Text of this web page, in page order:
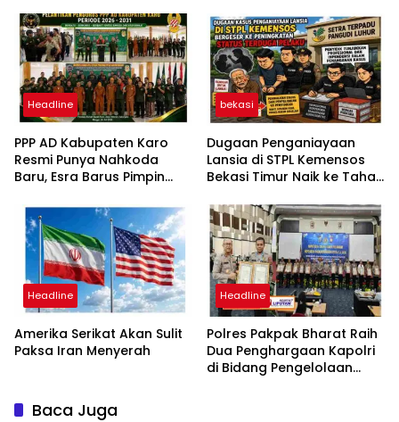
Headline
PPP AD Kabupaten Karo
Resmi Punya Nahkoda
Baru, Esra Barus Pimpin
bekasi
Dugaan Penganiayaan
Lansia di STPL Kemensos
Bekasi Timur Naik ke Tahap
Minta Proses Transparan
dan Bebas Intervensi
Headline
Amerika Serikat Akan Sulit
Paksa Iran Menyerah
Headline
Polres Pakpak Bharat Raih
Dua Penghargaan Kapolri
di Bidang Pengelolaan
Baca Juga